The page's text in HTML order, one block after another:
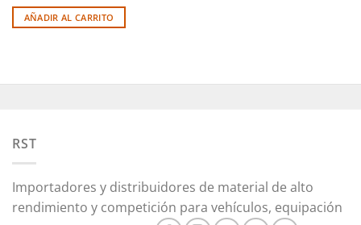
AÑADIR AL CARRITO
RST
Importadores y distribuidores de material de alto
rendimiento y competición para vehículos, equipación